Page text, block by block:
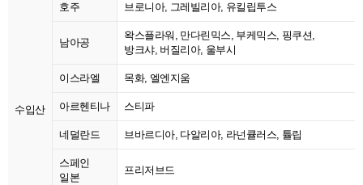
수입산
호주 브로니아, 그레빌리아, 유킬립투스
남아공
왁스플라워, 만다린믹스, 부케믹스, 핑쿠션,
방크샤, 버질리아, 울부시
이스라엘 목화, 엘엔지움
아르헨티나 스티파
네덜란드 브바르디아, 다알리아, 라넌큘러스, 튤립
스페인
일본
프리저브드